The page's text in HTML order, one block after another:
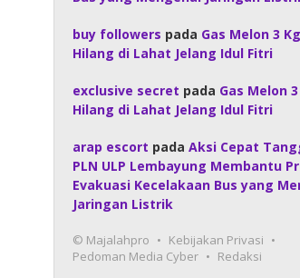
buy followers pada Gas Melon 3 Kg
Hilang di Lahat Jelang Idul Fitri
exclusive secret pada Gas Melon
Hilang di Lahat Jelang Idul Fitri
arap escort padaAksi Cepat
PLN ULP Lembayung Membantu
Evakuasi Kecelakaan Bus yang
Jaringan Listrik
© Majalahpro
Kebijakan Privasi
Pedoman Media Cyber
Redaksi